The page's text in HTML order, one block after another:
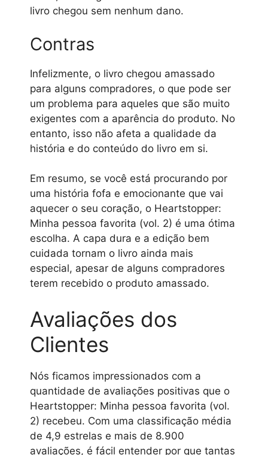
livro chegou sem nenhum dano.
Contras
Infelizmente, o livro chegou amassado
para alguns compradores, o que pode ser
um problema para aqueles que são muito
exigentes com a aparência do produto. No
entanto, isso não afeta a qualidade da
história e do conteúdo do livro em si.
Em resumo, se você está procurando por
uma história fofa e emocionante que vai
aquecer o seu coração, o Heartstopper:
Minha pessoa favorita (vol. 2) é uma ótima
escolha. A capa dura e a edição bem
cuidada tornam o livro ainda mais
especial, apesar de alguns compradores
terem recebido o produto amassado.
Avaliações dos
Clientes
Nós ficamos impressionados com a
quantidade de avaliações positivas que o
Heartstopper: Minha pessoa favorita (vol.
2) recebeu. Com uma classificação média
de 4,9 estrelas e mais de 8.900
avaliações, é fácil entender por que tantas